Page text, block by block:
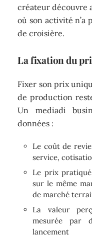
créateur découvre
où son activité n’a
de croisière.
La fixation du
Fixer son prix
de production
Un mediadi
données :
Le coût de
service,
Le prix
sur le même
de marché
La valeur
mesurée par
lancement